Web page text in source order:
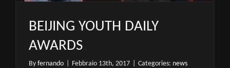
BEIJING YOUTH DAILY
AWARDS
By fernando Febbraio 13th, 2017 Categories: news